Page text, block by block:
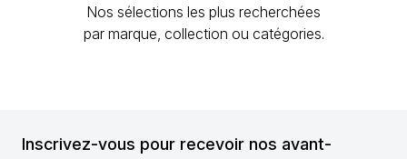
Nos sélections les plus recherchées
par marque, collection ou catégories.
Inscrivez-vous pour recevoir nos avant-